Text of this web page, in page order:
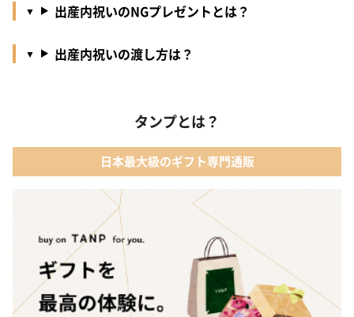
出産内祝いのNGプレゼントとは？
出産内祝いの渡し方は？
タンプとは？
日本最大級のギフト専門通販